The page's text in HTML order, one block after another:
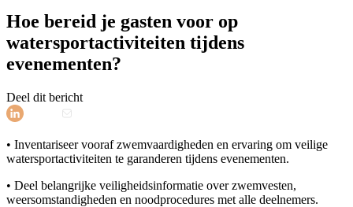
Hoe bereid je gasten voor op
watersportactiviteiten tijdens
evenementen?
Deel dit bericht
• Inventariseer vooraf zwemvaardigheden en ervaring om veilige
watersportactiviteiten te garanderen tijdens evenementen.
• Deel belangrijke veiligheidsinformatie over zwemvesten,
weersomstandigheden en noodprocedures met alle deelnemers.